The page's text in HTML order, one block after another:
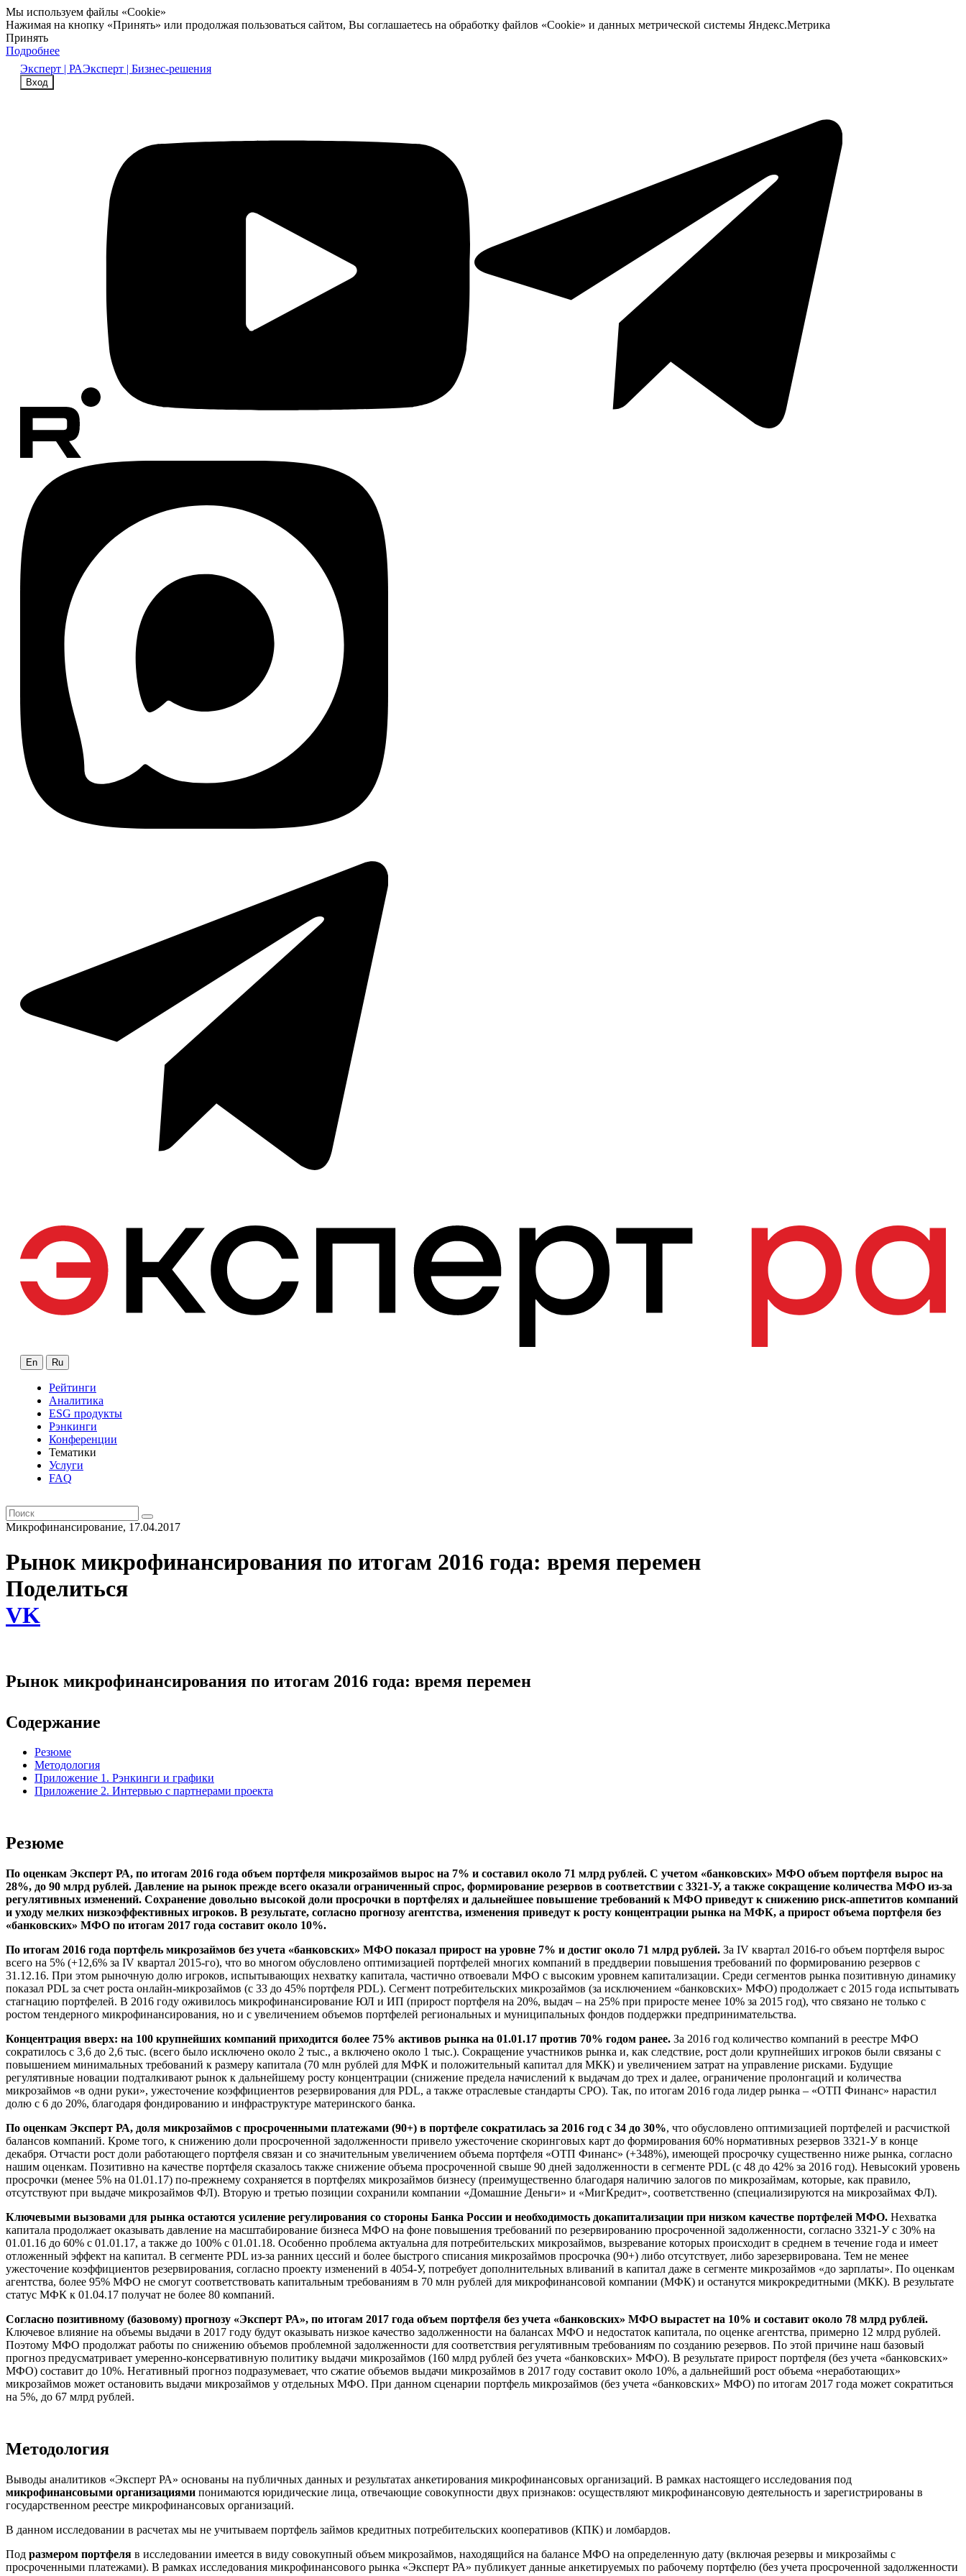
Мы используем файлы «Cookie»
Нажимая на кнопку «Принять» или продолжая пользоваться сайтом, Вы соглашаетесь на обработку файлов «Cookie» и данных метрической системы Яндекс.Метрика
Принять
Подробнее
Эксперт | РАЭксперт | Бизнес-решения
Вход
En Ru
Рейтинги
Аналитика
ESG продукты
Рэнкинги
Конференции
Тематики
Услуги
FAQ
Микрофинансирование, 17.04.2017
Рынок микрофинансирования по итогам 2016 года: время перемен
Поделиться
VK
Рынок микрофинансирования по итогам 2016 года: время перемен
Содержание
Резюме
Методология
Приложение 1. Рэнкинги и графики
Приложение 2. Интервью с партнерами проекта
Резюме
По оценкам Эксперт РА, по итогам 2016 года объем портфеля микрозаймов вырос на 7% и составил около 71 млрд рублей. С учетом «банковских» МФО объем портфеля вырос на
28%, до 90 млрд рублей. Давление на рынок прежде всего оказали ограниченный спрос, формирование резервов в соответствии с 3321-У, а также сокращение количества МФО из-за
регулятивных изменений. Сохранение довольно высокой доли просрочки в портфелях и дальнейшее повышение требований к МФО приведут к снижению риск-аппетитов компаний
и уходу мелких низкоэффективных игроков. В результате, согласно прогнозу агентства, изменения приведут к росту концентрации рынка на МФК, а прирост объема портфеля без
«банковских» МФО по итогам 2017 года составит около 10%.
По итогам 2016 года портфель микрозаймов без учета «банковских» МФО показал прирост на уровне 7% и достиг около 71 млрд рублей. За IV квартал 2016-го объем портфеля вырос
всего на 5% (+12,6% за IV квартал 2015-го), что во многом обусловлено оптимизацией портфелей многих компаний в преддверии повышения требований по формированию резервов с
31.12.16. При этом рыночную долю игроков, испытывающих нехватку капитала, частично отвоевали МФО с высоким уровнем капитализации. Среди сегментов рынка позитивную динамику
показал PDL за счет роста онлайн-микрозаймов (с 33 до 45% портфеля PDL). Сегмент потребительских микрозаймов (за исключением «банковских» МФО) продолжает с 2015 года испытывать
стагнацию портфелей. В 2016 году оживилось микрофинансирование ЮЛ и ИП (прирост портфеля на 20%, выдач – на 25% при приросте менее 10% за 2015 год), что связано не только с
ростом тендерного микрофинансирования, но и с увеличением объемов портфелей региональных и муниципальных фондов поддержки предпринимательства.
Концентрация вверх: на 100 крупнейших компаний приходится более 75% активов рынка на 01.01.17 против 70% годом ранее. За 2016 год количество компаний в реестре МФО
сократилось с 3,6 до 2,6 тыс. (всего было исключено около 2 тыс., а включено около 1 тыс.). Сокращение участников рынка и, как следствие, рост доли крупнейших игроков были связаны с
повышением минимальных требований к размеру капитала (70 млн рублей для МФК и положительный капитал для МКК) и увеличением затрат на управление рисками. Будущие
регулятивные новации подталкивают рынок к дальнейшему росту концентрации (снижение предела начислений к выдачам до трех и далее, ограничение пролонгаций и количества
микрозаймов «в одни руки», ужесточение коэффициентов резервирования для PDL, а также отраслевые стандарты СРО). Так, по итогам 2016 года лидер рынка – «ОТП Финанс» нарастил
долю с 6 до 20%, благодаря фондированию и инфраструктуре материнского банка.
По оценкам Эксперт РА, доля микрозаймов с просроченными платежами (90+) в портфеле сократилась за 2016 год с 34 до 30%, что обусловлено оптимизацией портфелей и расчисткой
балансов компаний. Кроме того, к снижению доли просроченной задолженности привело ужесточение скоринговых карт до формирования 60% нормативных резервов 3321-У в конце
декабря. Отчасти рост доли работающего портфеля связан и со значительным увеличением объема портфеля «ОТП Финанс» (+348%), имеющей просрочку существенно ниже рынка, согласно
нашим оценкам. Позитивно на качестве портфеля сказалось также снижение объема просроченной свыше 90 дней задолженности в сегменте PDL (с 48 до 42% за 2016 год). Невысокий уровень
просрочки (менее 5% на 01.01.17) по-прежнему сохраняется в портфелях микрозаймов бизнесу (преимущественно благодаря наличию залогов по микрозаймам, которые, как правило,
отсутствуют при выдаче микрозаймов ФЛ). Вторую и третью позиции сохранили компании «Домашние Деньги» и «МигКредит», соответственно (специализируются на микрозаймах ФЛ).
Ключевыми вызовами для рынка остаются усиление регулирования со стороны Банка России и необходимость докапитализации при низком качестве портфелей МФО. Нехватка
капитала продолжает оказывать давление на масштабирование бизнеса МФО на фоне повышения требований по резервированию просроченной задолженности, согласно 3321-У с 30% на
01.01.16 до 60% с 01.01.17, а также до 100% с 01.01.18. Особенно проблема актуальна для потребительских микрозаймов, вызревание которых происходит в среднем в течение года и имеет
отложенный эффект на капитал. В сегменте PDL из-за ранних цессий и более быстрого списания микрозаймов просрочка (90+) либо отсутствует, либо зарезервирована. Тем не менее
ужесточение коэффициентов резервирования, согласно проекту изменений в 4054-У, потребует дополнительных вливаний в капитал даже в сегменте микрозаймов «до зарплаты». По оценкам
агентства, более 95% МФО не смогут соответствовать капитальным требованиям в 70 млн рублей для микрофинансовой компании (МФК) и останутся микрокредитными (МКК). В результате
статус МФК к 01.04.17 получат не более 80 компаний.
Согласно позитивному (базовому) прогнозу «Эксперт РА», по итогам 2017 года объем портфеля без учета «банковских» МФО вырастет на 10% и составит около 78 млрд рублей.
Ключевое влияние на объемы выдачи в 2017 году будут оказывать низкое качество задолженности на балансах МФО и недостаток капитала, по оценке агентства, примерно 12 млрд рублей.
Поэтому МФО продолжат работы по снижению объемов проблемной задолженности для соответствия регулятивным требованиям по созданию резервов. По этой причине наш базовый
прогноз предусматривает умеренно-консервативную политику выдачи микрозаймов (160 млрд рублей без учета «банковских» МФО). В результате прирост портфеля (без учета «банковских»
МФО) составит до 10%. Негативный прогноз подразумевает, что сжатие объемов выдачи микрозаймов в 2017 году составит около 10%, а дальнейший рост объема «неработающих»
микрозаймов может остановить выдачи микрозаймов у отдельных МФО. При данном сценарии портфель микрозаймов (без учета «банковских» МФО) по итогам 2017 года может сократиться
на 5%, до 67 млрд рублей.
Методология
Выводы аналитиков «Эксперт РА» основаны на публичных данных и результатах анкетирования микрофинансовых организаций. В рамках настоящего исследования под
микрофинансовыми организациями понимаются юридические лица, отвечающие совокупности двух признаков: осуществляют микрофинансовую деятельность и зарегистрированы в
государственном реестре микрофинансовых организаций.
В данном исследовании в расчетах мы не учитываем портфель займов кредитных потребительских кооперативов (КПК) и ломбардов.
Под размером портфеля в исследовании имеется в виду совокупный объем микрозаймов, находящийся на балансе МФО на определенную дату (включая резервы и микрозаймы с
просроченными платежами). В рамках исследования микрофинансового рынка «Эксперт РА» публикует данные анкетируемых по рабочему портфелю (без учета просроченной задолженности